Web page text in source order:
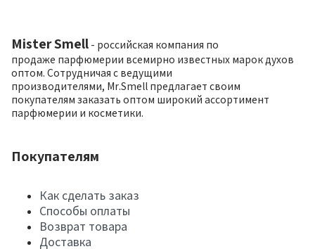
Mister Smell - российская компания по
продаже парфюмерии всемирно известных марок духов
оптом. Сотрудничая с ведущими
производителями, Mr.Smell предлагает своим
покупателям заказать оптом широкий ассортимент
парфюмерии и косметики.
Покупателям
Как сделать заказ
Способы оплаты
Возврат товара
Доставка